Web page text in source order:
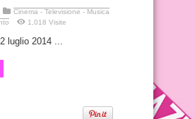
Cinema - Televisione - Musica
1,018 Visite
luglio 2014 ...